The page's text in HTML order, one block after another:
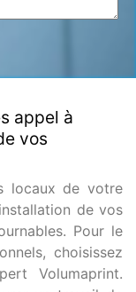
appel à
vos
locaux de votre
de vos
Pour le
choisissez
Volumaprint.